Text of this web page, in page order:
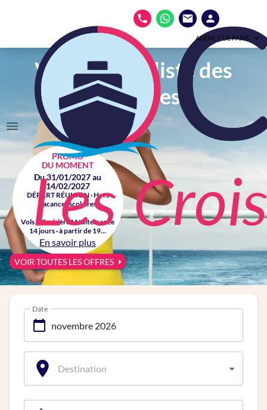
AGENCE DE PARIS
Votre spécialiste des
croisières
PROMO
DU MOMENT
Du 31/01/2027 au
14/02/2027
DÉPART RÉUNION · Hors
vacances scolaires
Vols + Croisière Méditerranée
14 jours · à partir de 19...
En savoir plus
VOIR TOUTES LES OFFRES
Date
Destination